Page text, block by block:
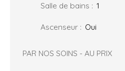
Salle de bains : 1
Ascenseur : Oui
PAR NOS SOINS - AU PRIX